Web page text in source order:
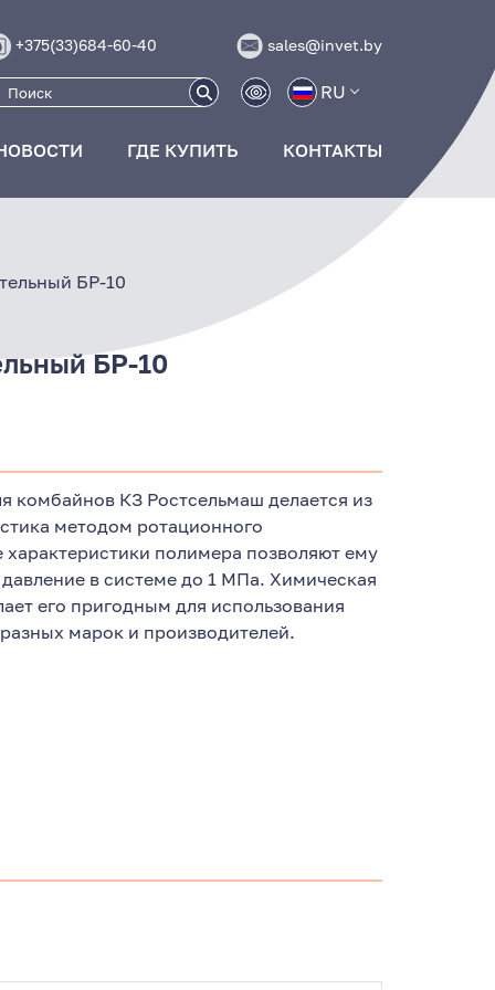
+375(33)684-60-40 sales@invet.by
RU
ГДЕ КУПИТЬ КОНТАКТЫ
БР-10
БР-10
комбайнов КЗ Ростсельмаш делается из
методом ротационного
полимера позволяют ему
в системе до 1 МПа. Химическая
его пригодным для использования
марок и производителей.